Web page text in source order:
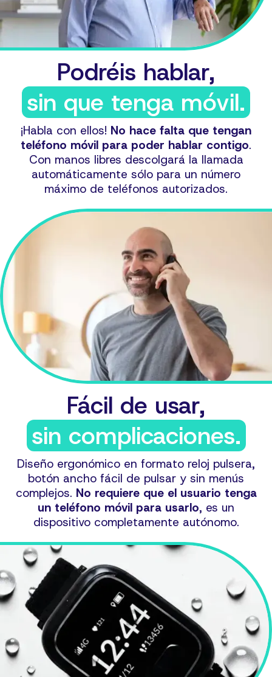
Podréis hablar,
sin que tenga móvil.
¡Habla con ellos! No hace falta que tengan
teléfono móvil para poder hablar contigo.
Con manos libres descolgará la llamada
automáticamente sólo para un número
máximo de teléfonos autorizados.
Fácil de usar,
sin complicaciones.
Diseño ergonómico en formato reloj pulsera,
botón ancho fácil de pulsar y sin menús
complejos. No requiere que el usuario tenga
un teléfono móvil para usarlo, es un
dispositivo completamente autónomo.